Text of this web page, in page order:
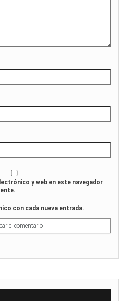
y web en este navegador
con cada nueva entrada.